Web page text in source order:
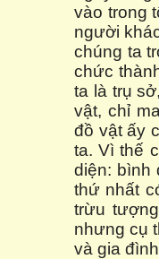
vào trong
người
chúng ta
chức
ta là trụ
vật, chỉ
đồ vật ấy
ta. Vì thế
diện: bình
thứ nhất
trừu
nhưng cụ
và gia